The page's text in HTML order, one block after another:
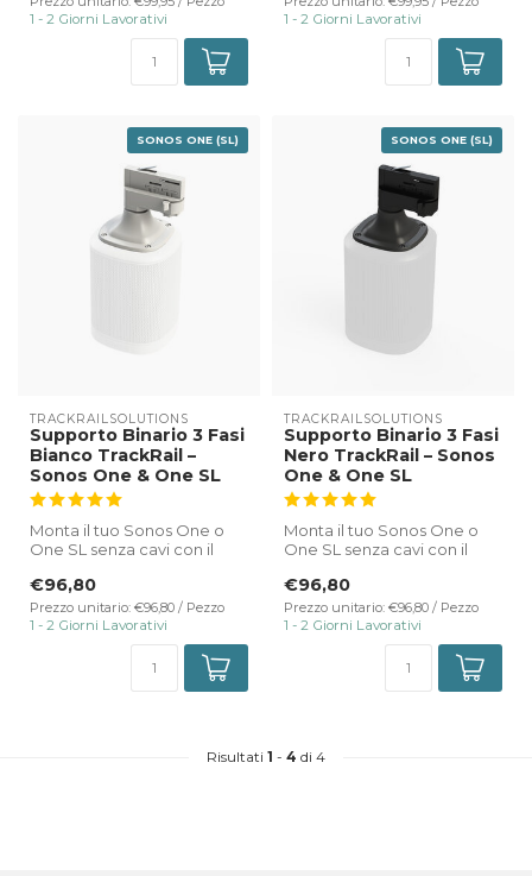
1 - 2 Giorni Lavorativi
1 - 2 Giorni Lavorativi
SONOS ONE (SL)
TRACKRAILSOLUTIONS
Supporto Binario 3 Fasi
Bianco TrackRail –
Sonos One & One SL
Monta il tuo Sonos One o
One SL senza cavi con il
bianco...
€96,80
Prezzo unitario: €96,80 / Pezzo
1 - 2 Giorni Lavorativi
SONOS ONE (SL)
TRACKRAILSOLUTIONS
Supporto Binario 3 Fasi
Nero TrackRail – Sonos
One & One SL
Monta il tuo Sonos One o
One SL senza cavi con il
T...
€96,80
Prezzo unitario: €96,80 / Pezzo
1 - 2 Giorni Lavorativi
Risultati 1 - 4 di 4